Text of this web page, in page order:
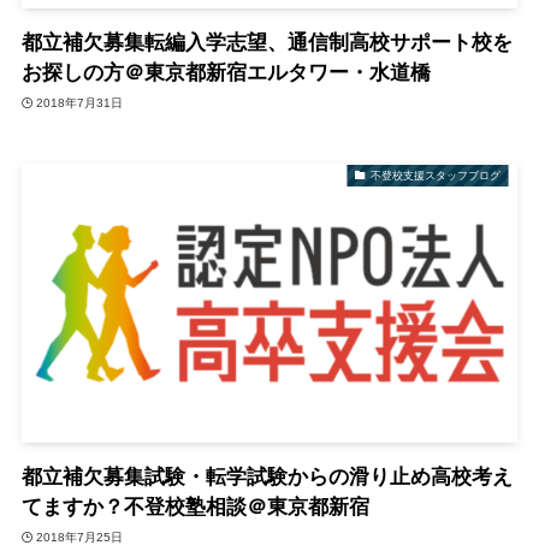
都立補欠募集転編入学志望、通信制高校サポート校を
お探しの方＠東京都新宿エルタワー・水道橋
2018年7月31日
不登校支援スタッフブログ
都立補欠募集試験・転学試験からの滑り止め高校考え
てますか？不登校塾相談＠東京都新宿
2018年7月25日